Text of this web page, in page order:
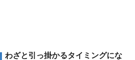
わざと引っ掛かるタイミングにな